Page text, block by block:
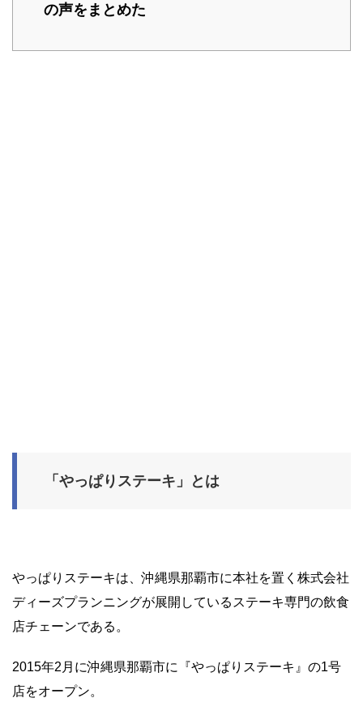
の声をまとめた
「やっぱりステーキ」とは
やっぱりステーキは、沖縄県那覇市に本社を置く株式会社
ディーズプランニングが展開しているステーキ専門の飲食
店チェーンである。
2015年2月に沖縄県那覇市に『やっぱりステーキ』の1号
店をオープン。